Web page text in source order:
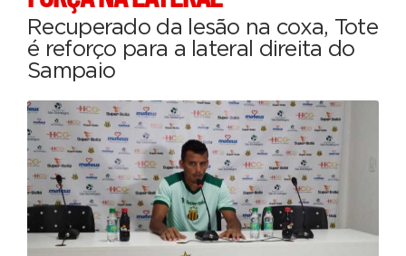
Recuperado da lesão na coxa, Tote
é reforço para a lateral direita do
Sampaio